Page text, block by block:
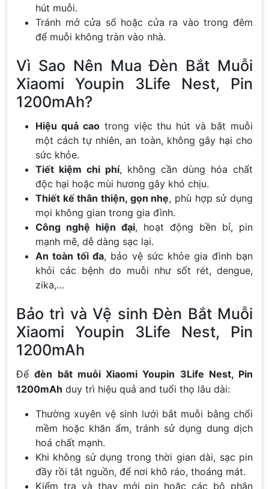
hút muỗi.
Tránh mở cửa sổ hoặc cửa ra vào trong đêm
để muỗi không tràn vào nhà.
Vì Sao Nên Mua Đèn Bắt Muỗi
Xiaomi Youpin 3Life Nest, Pin
1200mAh?
Hiệu quả caotrong việc thu hút và bắt muỗi
một cách tự nhiên, an toàn, không gây hại cho
sức khỏe.
Tiết kiệm chi phí, không cần dùng hóa chất
độc hại hoặc mùi hương gây khó chịu.
Thiết kế thân thiện, gọn nhẹ, phù hợp sử dụng
mọi không gian trong gia đình.
Công nghệ hiện đại, hoạt động bền bỉ, pin
mạnh mẽ, dễ dàng sạc lại.
An toàn tối đa, bảo vệ sức khỏe gia đình bạn
khỏi các bệnh do muỗi như sốt rét, dengue,
zika,…
Bảo trì và Vệ sinh Đèn Bắt Muỗi
Xiaomi Youpin 3Life Nest, Pin
1200mAh
Đểđèn bắt muỗi Xiaomi Youpin 3Life Nest, Pin
1200mAh duy trì hiệu quả and tuổi thọ lâu dài:
Thường xuyên vệ sinh lưới bắt muỗi bằng chổi
mềm hoặc khăn ẩm, tránh sử dụng dung dịch
hoá chất mạnh.
Khi không sử dụng trong thời gian dài, sạc pin
đầy rồi tắt nguồn, để nơi khô ráo, thoáng mát.
Kiểm tra và thay mới pin hoặc các bộ phận